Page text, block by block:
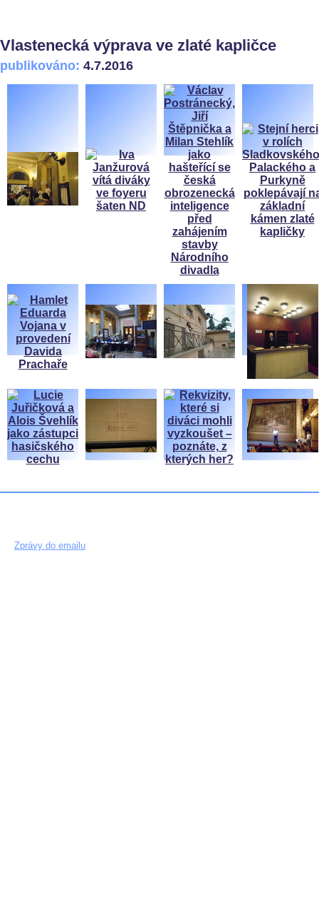
Vlastenecká výprava ve zlaté kapličce
publikováno: 4.7.2016
Zprávy do emailu